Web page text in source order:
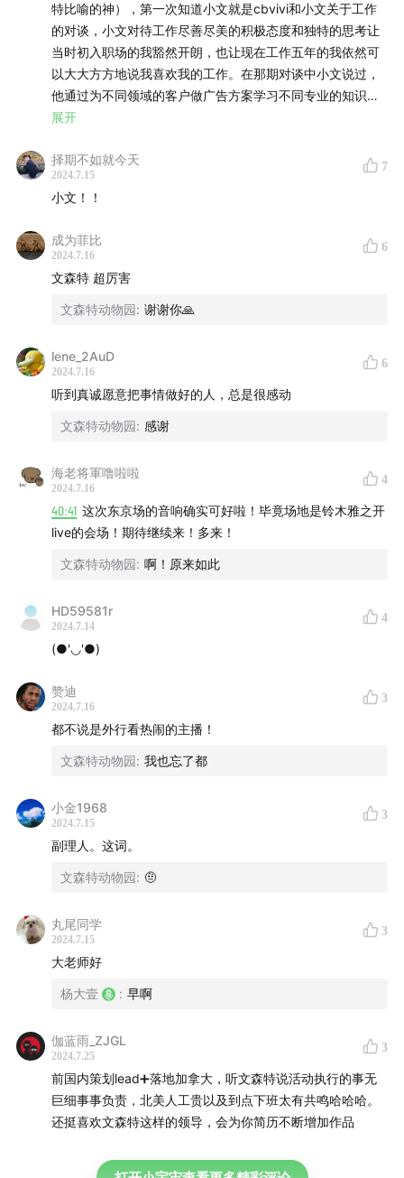
特比喻的神），第一次知道小文就是cbvivi和小文关于工作
的对谈，小文对待工作尽善尽美的积极态度和独特的思考让
当时初入职场的我豁然开朗，也让现在工作五年的我依然可
以大大方方地说我喜欢我的工作。在那期对谈中小文说过，
他通过为不同领域的客户做广告方案学习不同专业的知识来
认识世界，这期节目里也提到大量搜集信息后对某个行业有
己的工作。我是做审计工作的，同样会遇到各行各业的客
户，所以我也会抱着认识世界的心态主动研究其所在行业的
背景和发展。
Saul、佐藤可士和、川内伦子这些也是我通过nice try了解和
喜欢上的。不过nice try四人组从来不会强行安利，他们甚至
学时听旁边座位的几个同学聊天，虽然他们并没有和我说
达之后，再回听那期，又觉得这时的我已经加入了他们的对
话，处处共鸣不驻地疯狂点头。
这也是大家喜欢nice try，喜欢文森特的原因吧，虽然他们有
点年纪了😈，却都充满了少年感。别人在聊着就业形势的严
画电影游戏，单纯地说着自己的happy hour和猫滚键盘，发
起一次又一次可能毫无意义的挑战。或许这就是“异人一等”
的魅力吧👍
展开
择期不如就今天
2024.7.15
7
小文！！
成为菲比
2024.7.16
6
文森特 超厉害
文森特动物园: 谢谢你🙏
lene_2AuD
2024.7.16
6
听到真诚愿意把事情做好的人，总是很感动
文森特动物园: 感谢
海老将軍噜啦啦
2024.7.16
4
40:41 这次东京场的音响确实可好啦！毕竟场地是铃木雅之开
live的会场！期待继续来！多来！
文森特动物园: 啊！原来如此
HD59581r
2024.7.14
4
(●'◡'●)
赞迪
2024.7.16
3
都不说是外行看热闹的主播！
文森特动物园: 我也忘了都
小金1968
2024.7.15
3
副理人。这词。
文森特动物园: 🤨
丸尾同学
2024.7.15
3
大老师好
杨大壹 : 早啊
伽蓝雨_ZJGL
2024.7.25
3
前国内策划lead➕落地加拿大，听文森特说活动执行的事无
巨细事事负责，北美人工贵以及到点下班太有共鸣哈哈哈。
还挺喜欢文森特这样的领导，会为你简历不断增加作品